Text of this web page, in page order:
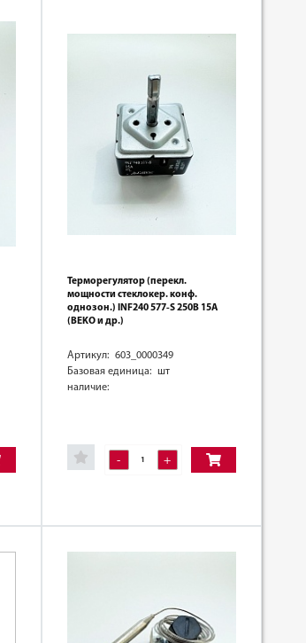
Терморегулятор (перекл.
мощности стеклокер. конф.
однозон.) INF240 577-S 250В 15A
(BEKO и др.)
Артикул: 603_0000349
Базовая единица: шт
наличие:
- +